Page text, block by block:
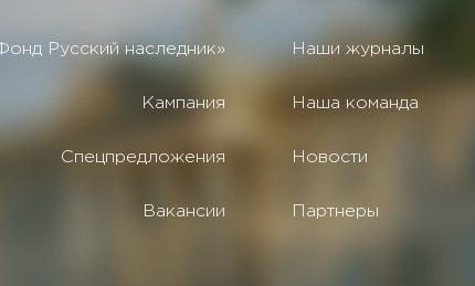
Русский наследник»
Кампания
Спецпредложения
Вакансии
Наши журналы
Наша команда
Новости
Партнеры